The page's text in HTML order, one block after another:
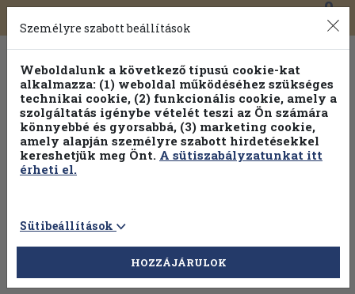
Toggle
navigation
0
Személyre szabott beállítások
Weboldalunk a következő típusú cookie-kat
alkalmazza: (1) weboldal működéséhez szükséges
technikai cookie, (2) funkcionális cookie, amely a
szolgáltatás igénybe vételét teszi az Ön számára
könnyebbé és gyorsabbá, (3) marketing cookie,
amely alapján személyre szabott hirdetésekkel
kereshetjük meg Önt. A sütiszabályzatunkat itt
érheti el.
Sütibeállítások
HOZZÁJÁRULOK